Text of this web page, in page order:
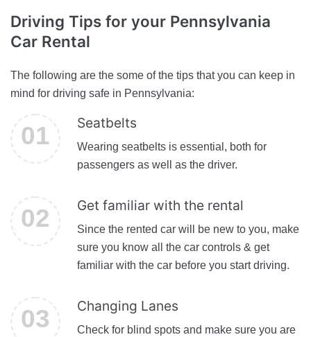
Driving Tips for your Pennsylvania
Car Rental
The following are the some of the tips that you can keep in
mind for driving safe in Pennsylvania:
Seatbelts
Wearing seatbelts is essential, both for
passengers as well as the driver.
Get familiar with the rental
Since the rented car will be new to you, make
sure you know all the car controls & get
familiar with the car before you start driving.
Changing Lanes
Check for blind spots and make sure you are